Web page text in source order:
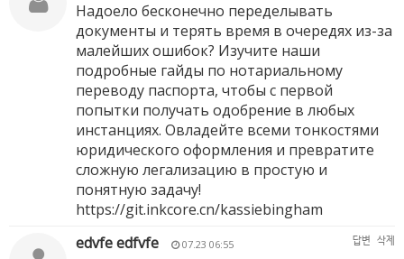
Надоело бесконечно переделывать
документы и терять время в очередях из-за
малейших ошибок? Изучите наши
подробные гайды по нотариальному
переводу паспорта, чтобы с первой
попытки получать одобрение в любых
инстанциях. Овладейте всеми тонкостями
юридического оформления и превратите
сложную легализацию в простую и
понятную задачу!
https://git.inkcore.cn/kassiebingham
edvfe edfvfe
07.23 06:55 답변 삭제